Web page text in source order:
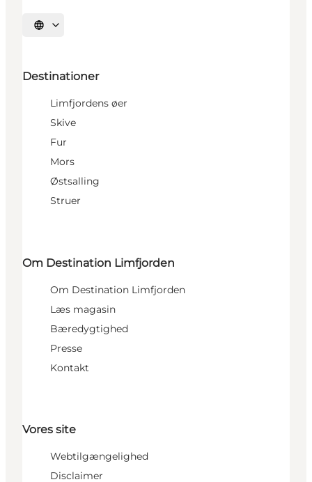
Vælg sprog
Destinationer
Limfjordens øer
Skive
Fur
Mors
Østsalling
Struer
Om Destination Limfjorden
Om Destination Limfjorden
Læs magasin
Bæredygtighed
Presse
Kontakt
Vores site
Webtilgængelighed
Disclaimer